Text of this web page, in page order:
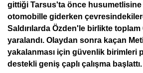
gittiği Tarsus'ta önce husumetlisine
otomobille giderken
Saldırılarda Özden'le birlikte
yaralandı. Olaydan sonra kaçan
yakalanması için güvenlik birimleri
destekli geniş çaplı çalışma başlattı.